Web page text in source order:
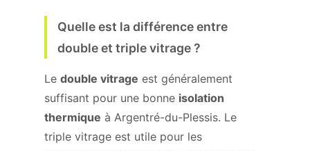
Quelle est la différence entre
double et triple vitrage ?
Le double vitrage est généralement
suffisant pour une bonne isolation
thermique à Argentré-du-Plessis. Le
triple vitrage est utile pour les